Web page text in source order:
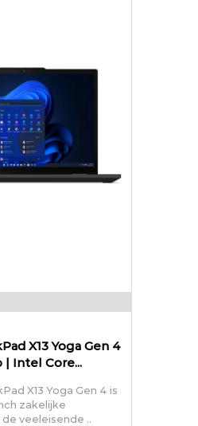
X13 Yoga Gen 4
| Intel Core...
X13 Yoga Gen 4 is
zakelijke
veeleisende ..